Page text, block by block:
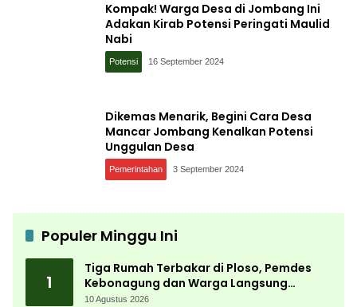
Kompak! Warga Desa di Jombang Ini
Adakan Kirab Potensi Peringati Maulid
Nabi
Potensi 16 September 2024
Dikemas Menarik, Begini Cara Desa
Mancar Jombang Kenalkan Potensi
Unggulan Desa
Pemerintahan 3 September 2024
Populer Minggu Ini
1
Tiga Rumah Terbakar di Ploso, Pemdes
Kebonagung dan Warga Langsung
Bergerak Bantu Korban
10 Agustus 2026